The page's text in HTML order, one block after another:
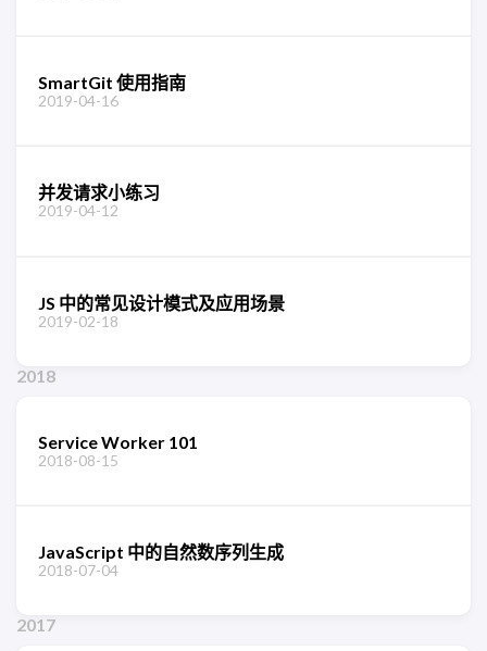
SmartGit 使用指南
2019-04-16
并发请求小练习
2019-04-12
JS 中的常见设计模式及应用场景
2019-02-18
2018
Service Worker 101
2018-08-15
JavaScript 中的自然数序列生成
2018-07-04
2017